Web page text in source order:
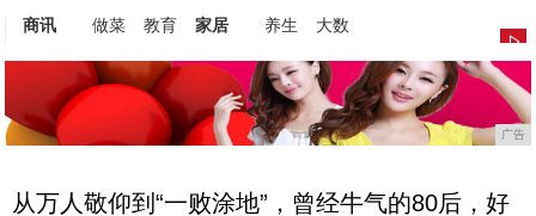
商讯
做菜 教育 家居 养生 大数
广告
从万人敬仰到“一败涂地”，曾经牛气的80后，好